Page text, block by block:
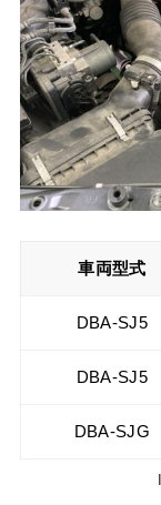
車両型式
DBA-SJ5
DBA-SJ5
DBA-SJG